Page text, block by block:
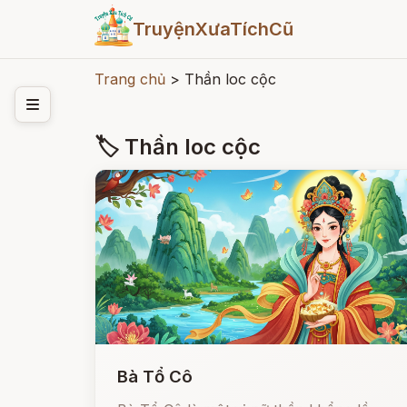
TruyệnXưaTíchCũ
Trang chủ > Thần loc cộc
🏷 Thần loc cộc
Bà Tổ Cô